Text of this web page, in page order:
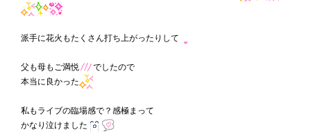
派手に花火もたくさん打ち上がったりして
父も母もご満悦
でしたので
本当に良かった
私もライブの臨場感で？感極まって
かなり泣けました